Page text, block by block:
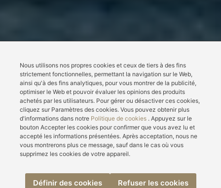
Nous utilisons nos propres cookies et ceux de tiers à des fins
strictement fonctionnelles, permettant la navigation sur le Web,
ainsi qu'à des fins analytiques, pour vous montrer de la publicité,
optimiser le Web et pouvoir évaluer les opinions des produits
achetés par les utilisateurs. Pour gérer ou désactiver ces cookies,
cliquez sur Paramètres des cookies. Vous pouvez obtenir plus
d'informations dans notre Politique de cookies . Appuyez sur le
bouton Accepter les cookies pour confirmer que vous avez lu et
accepté les informations présentées. Après acceptation, nous ne
vous montrerons plus ce message, sauf dans le cas où vous
supprimez les cookies de votre appareil.
Définir des cookies Refuser les cookies